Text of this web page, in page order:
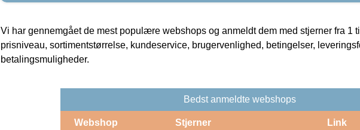
Vi har gennemgået de mest populære webshops og anmeldt dem med stjerner fra 1
prisniveau, sortimentstørrelse, kundeservice, brugervenlighed, betingelser,
betalingsmuligheder.
Bedst anmeldte webshops
Webshop Stjerner Link